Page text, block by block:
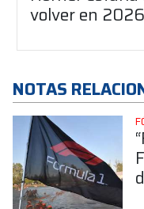
volver en 2026
NOTAS